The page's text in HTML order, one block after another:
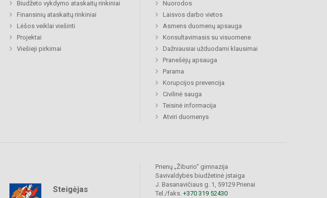
Biudžeto vykdymo ataskaitų rinkiniai
Finansinių ataskaitų rinkiniai
Lėšos veiklai viešinti
Projektai
Viešieji pirkimai
Nuorodos
Laisvos darbo vietos
Asmens duomenų apsauga
Konsultavimasis su visuomene
Dažniausiai užduodami klausimai
Pranešėjų apsauga
Parama
Korupcijos prevencija
Civilinė sauga
Teisinė informacija
Atviri duomenys
Steigėjas
Prienų „Žiburio“ gimnazija
Savivaldybės biudžetinė įstaiga
J. Basanavičiaus g. 1, 59129 Prienai
Tel./faks. +370 319 52430